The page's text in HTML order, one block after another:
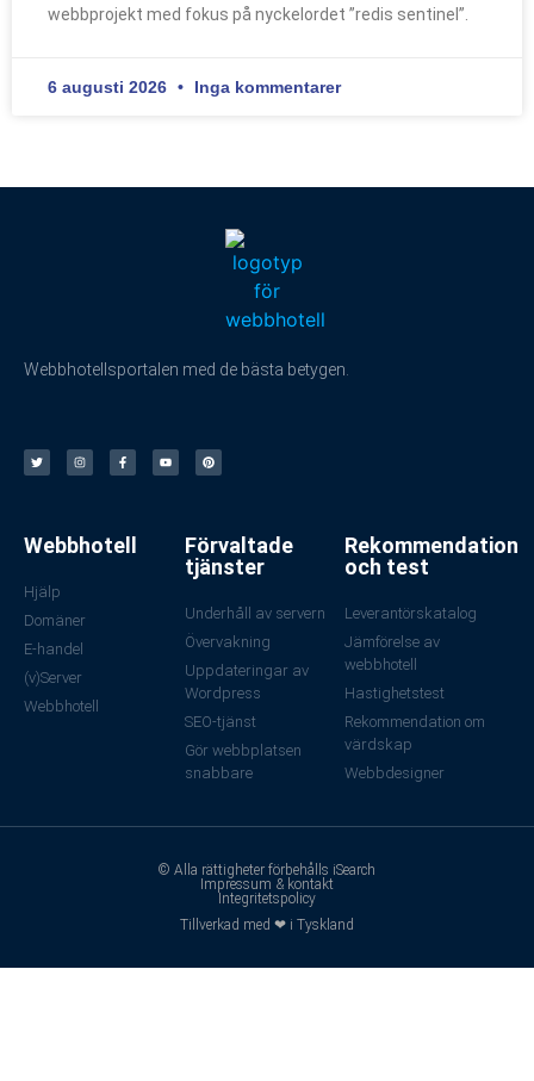
webbprojekt med fokus på nyckelordet ”redis sentinel”.
6 augusti 2026 Inga kommentarer
Webbhotellsportalen med de bästa betygen.
Webbhotell
Hjälp
Domäner
E-handel
(v)Server
Webbhotell
Förvaltade
tjänster
Underhåll av servern
Övervakning
Uppdateringar av
Wordpress
SEO-tjänst
Gör webbplatsen
snabbare
Rekommendation
och test
Leverantörskatalog
Jämförelse av
webbhotell
Hastighetstest
Rekommendation om
värdskap
Webbdesigner
© Alla rättigheter förbehålls iSearch
Impressum & kontakt
Integritetspolicy
Tillverkad med ❤ i Tyskland